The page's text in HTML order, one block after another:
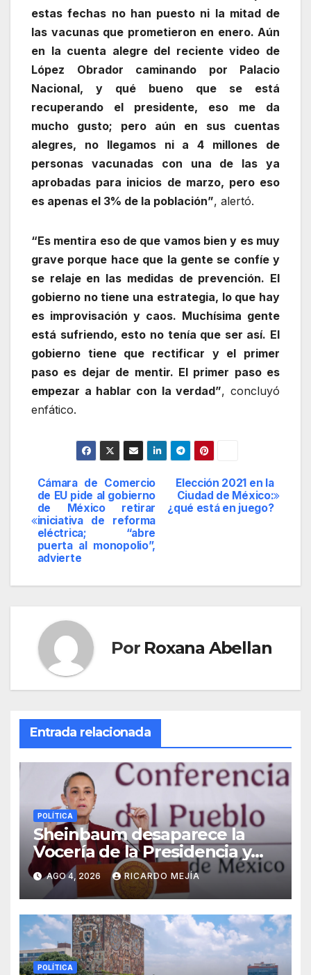
estas fechas no han puesto ni la mitad de
las vacunas que prometieron en enero. Aún
en la cuenta alegre del reciente video de
López Obrador caminando por Palacio
Nacional, y qué bueno que se está
recuperando el presidente, eso me da
mucho gusto; pero aún en sus cuentas
alegres, no llegamos ni a 4 millones de
personas vacunadas con una de las ya
aprobadas para inicios de marzo, pero eso
es apenas el 3% de la población”, alertó.
“Es mentira eso de que vamos bien y es muy
grave porque hace que la gente se confíe y
se relaje en las medidas de prevención. El
gobierno no tiene una estrategia, lo que hay
es improvisación y caos. Muchísima gente
está sufriendo, esto no tenía que ser así. El
gobierno tiene que rectificar y el primer
paso es dejar de mentir. El primer paso es
empezar a hablar con la verdad”, concluyó
enfático.
Navegación
de
entradas
Elección 2021 en la
Ciudad de México:
¿qué está en juego?
Cámara de Comercio
de EU pide al gobierno
de México retirar
iniciativa de reforma
eléctrica; “abre
puerta al monopolio”,
advierte
Por Roxana Abellan
Entrada relacionada
POLÍTICA
Sheinbaum desaparece la
Vocería de la Presidencia y
crea nueva Unidad de
Ayudantía
AGO 4, 2026 RICARDO MEJÍA
POLÍTICA